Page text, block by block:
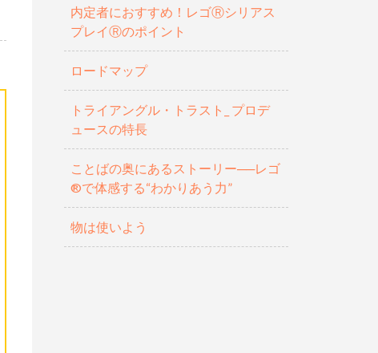
内定者におすすめ！レゴⓇシリアス
プレイⓇのポイント
ロードマップ
トライアングル・トラスト_ プロデ
ュースの特長
ことばの奥にあるストーリー──レゴ
®で体感する“わかりあう力”
物は使いよう